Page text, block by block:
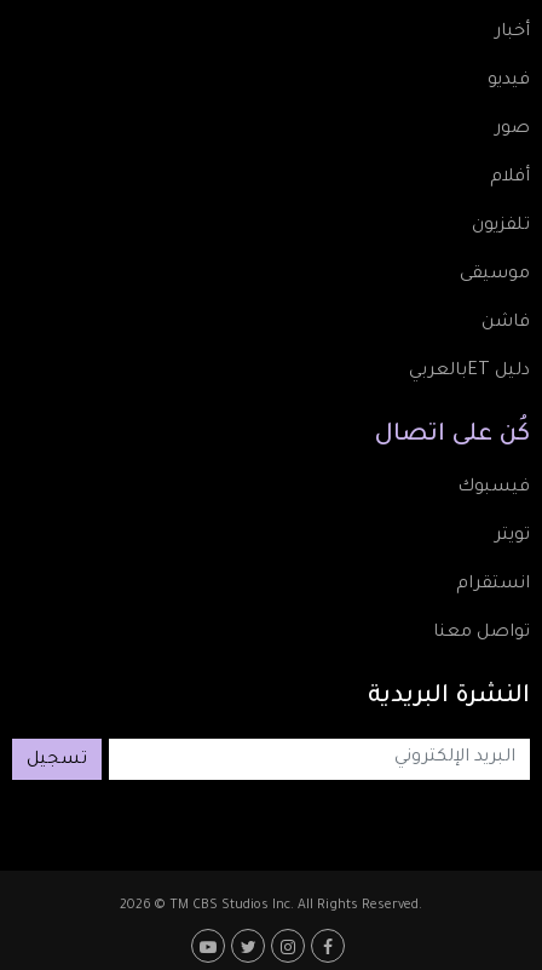
أخبار
فيديو
صور
أفلام
تلفزيون
موسيقى
فاشن
دليل ETبالعربي
كُن على اتصال
فيسبوك
تويتر
انستقرام
تواصل معنا
النشرة البريدية
تسجيل
2026 © TM CBS Studios Inc. All Rights Reserved.
Footer: Social Media